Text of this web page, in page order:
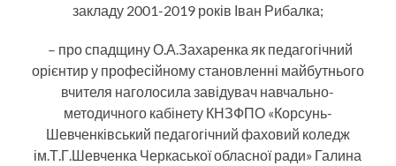
закладу 2001-2019 років Іван Рибалка;
– про спадщину О.А.Захаренка як педагогічний
орієнтир у професійному становленні майбутнього
вчителя наголосила завідувач навчально-
методичного кабінету КНЗФПО «Корсунь-
Шевченківський педагогічний фаховий коледж
ім.Т.Г.Шевченка Черкаської обласної ради» Галина